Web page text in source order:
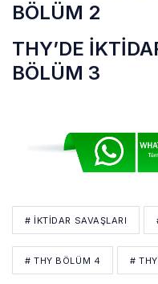
BÖLÜM 2
THY’DE
BÖLÜM 3
# IKTIDAR SAVAŞLARI
# THY BÖLÜM 4 #